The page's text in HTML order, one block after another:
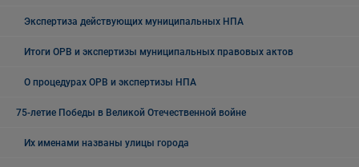
Экспертиза действующих муниципальных НПА
Итоги ОРВ и экспертизы муниципальных правовых актов
О процедурах ОРВ и экспертизы НПА
75-летие Победы в Великой Отечественной войне
Их именами названы улицы города